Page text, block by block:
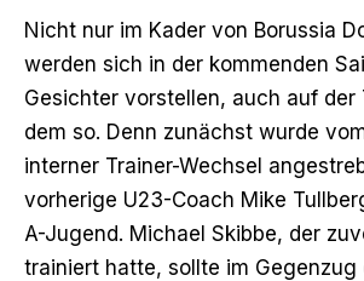
Nicht nur im Kader von Borussia
werden sich in der kommenden
Gesichter vorstellen, auch auf der
dem so. Denn zunächst wurde
interner Trainer-Wechsel
vorherige U23-Coach Mike
A-Jugend. Michael Skibbe, der
trainiert hatte, sollte im Gegenzug